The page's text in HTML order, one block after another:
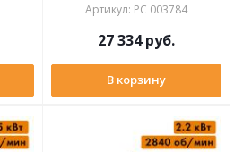
Артикул: РС 003784
27 334руб.
В корзину